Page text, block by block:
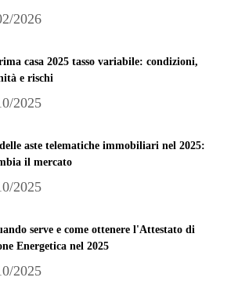
2026
casa 2025 tasso variabile: condizioni,
e rischi
2025
aste telematiche immobiliari nel 2025:
il mercato
2025
serve e come ottenere l'Attestato di
Energetica nel 2025
2025